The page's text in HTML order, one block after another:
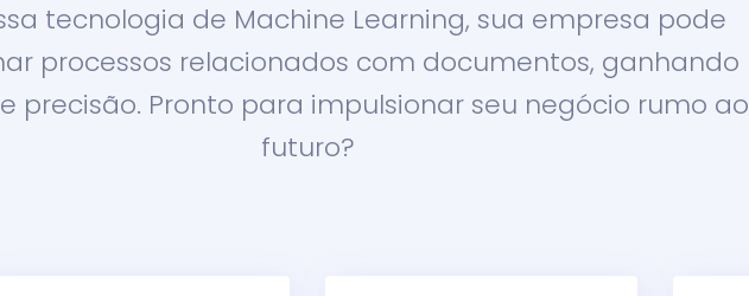
tecnologia de Machine Learning, sua empresa pode
processos relacionados com documentos, ganhando
precisão. Pronto para impulsionar seu negócio rumo ao
futuro?